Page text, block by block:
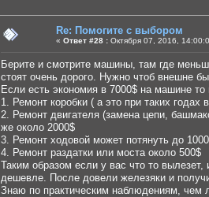
Re: Помогите с выбором
« Ответ #28 : Октября 07, 2016,
Берите и смотрите машины, там где
стоят очень дорого. Нужно чтоб внешне
Если есть экономия в 7000$ на машине
1. Ремонт коробки ( а это при таких годах
2. Ремонт двигателя (замена цепи,
же около 2000$
3. Ремонт ходовой может потянуть до
4. Ремонт раздатки или моста около 500$
Таким образом если у вас что то вылезет,
дешевле. После довели железяки и
Знаю по практическим наблюдениям, чем